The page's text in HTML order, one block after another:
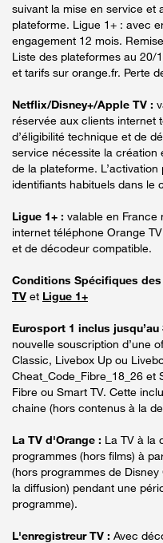
suivant la mise en service et
plateforme. Ligue 1+ : avec
engagement 12 mois.
Liste des plateformes au 20/
et tarifs sur orange.fr. Perte
Netflix/Disney+/Apple TV :
réservée aux clients internet
d’éligibilité technique et de
service nécessite la
de la plateforme.
identifiants habituels dans le
Ligue 1+ : valable en France
internet téléphone Orange
et de décodeur compatible.
Conditions Spécifiques
TV et Ligue 1+
Eurosport 1 inclus jusqu’au
nouvelle souscription d’une
Classic, Livebox Up ou
Cheat_Code_Fibre_18_26 et
Fibre ou Smart TV. Cette
chaine (hors contenus à la
La TV d'Orange : La TV à la
programmes (hors films) à
(hors programmes de
la diffusion) pendant une
programme).
L'enregistreur TV : Avec